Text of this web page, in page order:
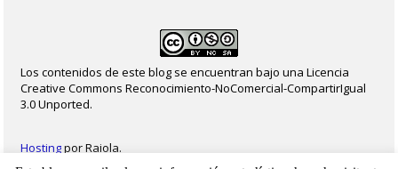
Los contenidos de este blog se encuentran bajo una Licencia
Creative Commons Reconocimiento-NoComercial-CompartirIgual
3.0 Unported.
Hostingpor Raiola.